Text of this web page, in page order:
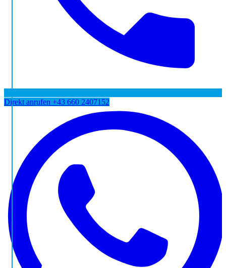
Direkt anrufen +43 660 2407152